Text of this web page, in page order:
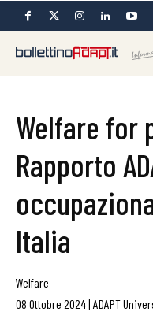
Welfare for
Rapporto
Italia
Welfare
08 Ottobre 2024| ADAPT